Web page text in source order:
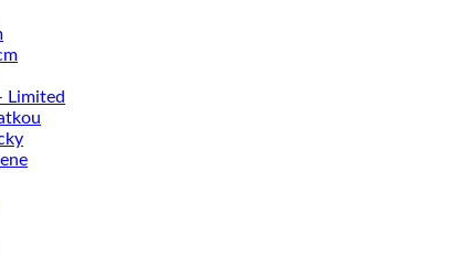
Limited